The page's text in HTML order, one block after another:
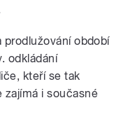
období
odkládání
kteří se tak
zajímá i současné